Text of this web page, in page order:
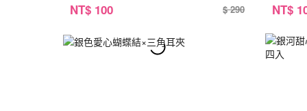
NT$ 100 $ 290 NT$